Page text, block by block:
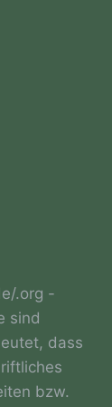
.org -
sind
dass
bzw.
Fall in
einer